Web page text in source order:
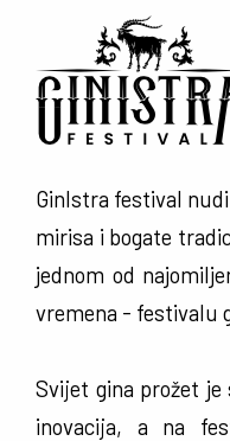
GinIstra festival
mirisa i bogate
jednom od
vremena - festivalu
Svijet gina prožet
inovacija, a na